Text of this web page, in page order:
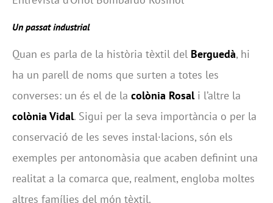
Un passat industrial
Quan es parla de la història tèxtil del Berguedà, hi
ha un parell de noms que surten a totes les
converses: un és el de la colònia Rosali l’altre la
colònia Vidal. Sigui per la seva importància o per la
conservació de les seves instal·lacions, són els
exemples per antonomàsia que acaben definint una
realitat a la comarca que, realment, engloba moltes
altres famílies del món tèxtil.